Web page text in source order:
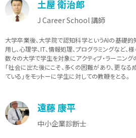
土屋 衛治郎
J Career School 講師
大学卒業後、大学院で認知科学というAIの基礎
用し、心理学、IT、情報処理、プログラミングなど、
数々の大学で学生を対象にアクティブ・ラーニング
「社会に出た後にこそ、多くの困難があり、更な
ている」をモットーに学生に対しての教鞭をとる。
遠藤 康平
中小企業診断士